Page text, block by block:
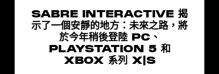
SABRE INTERACTIVE 揭
示了一個安靜的地方：未來之路，將
於今年稍後登陸 PC、
PLAYSTATION 5 和
XBOX 系列 X|S